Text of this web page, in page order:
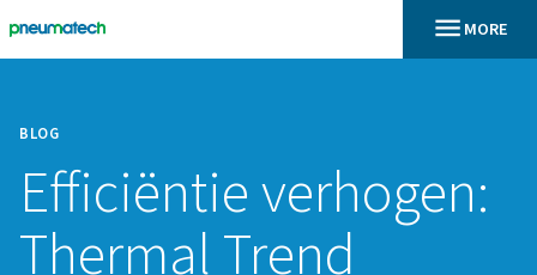
BLOG
Efficiëntie